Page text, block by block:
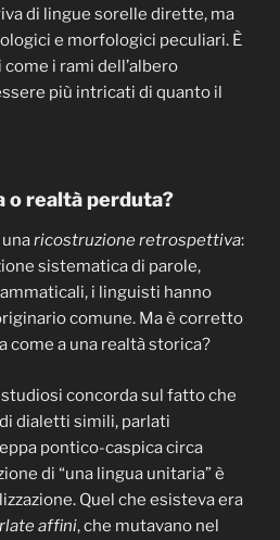
di lingue sorelle dirette, ma
e morfologici peculiari. È
i rami dell’albero
più intricati di quanto il
o realtà perduta?
ricostruzione retrospettiva:
sistematica di parole,
i linguisti hanno
comune. Ma è corretto
come a una realtà storica?
concorda sul fatto che
dialetti simili, parlati
pontico-caspica circa
di “una lingua unitaria” è
Quel che esisteva era
affini, che mutavano nel